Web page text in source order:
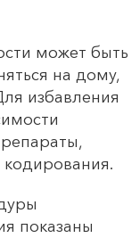
может быть
на дому,
избавления
показаны